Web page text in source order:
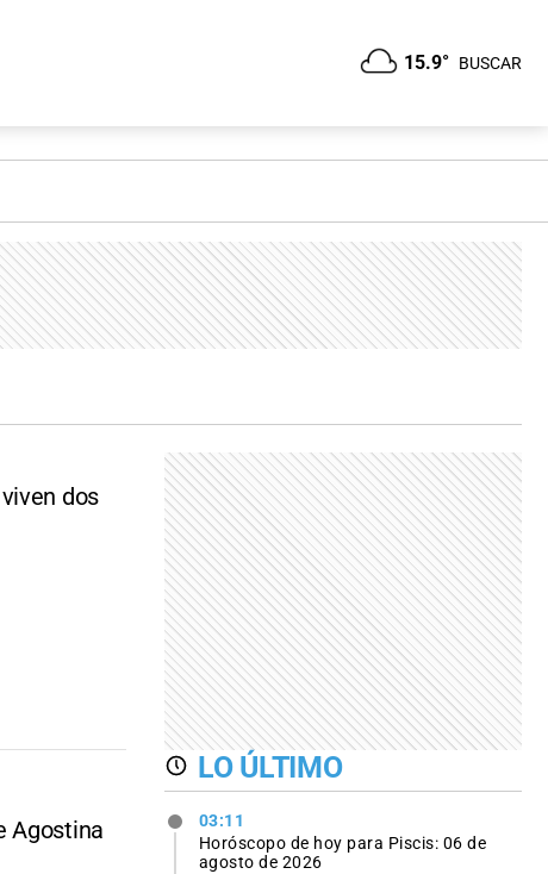
15.9° BUSCAR
dos
Agostina
LO ÚLTIMO
03:11
Horóscopo de hoy para Piscis: 06 de
agosto de 2026